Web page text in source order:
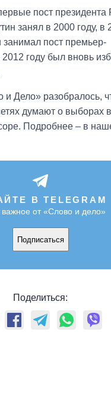
пост президента
занял в 2000 году, в
занимал пост премьер-
году был вновь
и Дело» разобралось,
думают о выборах в
Подробнее – в
В TELEGRAM
от «Слово и дело»
Подписаться
Поделиться: